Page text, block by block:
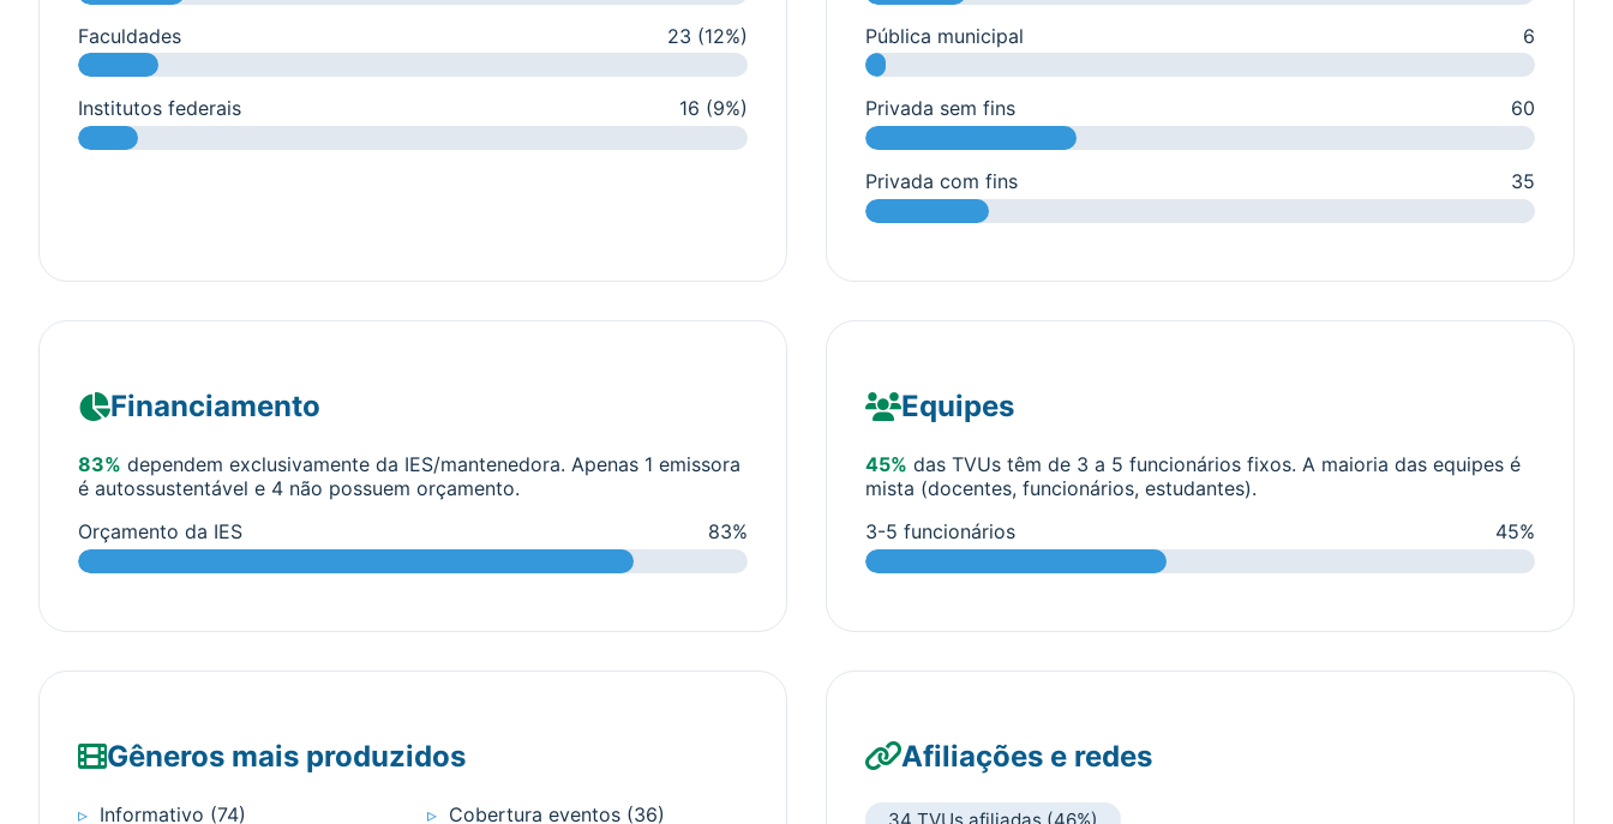
Faculdades 23 (12%)
Institutos federais 16 (9%)
Pública municipal 6
Privada sem fins 60
Privada com fins 35
Financiamento
83% dependem exclusivamente da IES/mantenedora. Apenas 1 emissora
é autossustentável e 4 não possuem orçamento.
Orçamento da IES
83%
Equipes
45% das TVUs têm de 3 a 5 funcionários fixos. A maioria das equipes é
mista (docentes, funcionários, estudantes).
3-5 funcionários
45%
Gêneros mais produzidos
▹ Informativo (74) ▹ Cobertura eventos (36)
Afiliações e redes
34 TVUs afiliadas (46%)